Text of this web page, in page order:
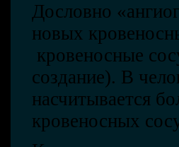
Дословно
новых
кровеносные
создание). В
насчитывается
кровеносных